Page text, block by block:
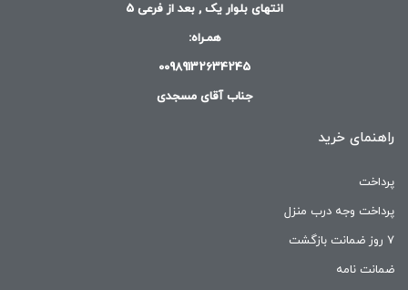
انتهای بلوار یک , بعد از فرعی 5
همـراه:
00989132634245
جناب آقای مسجدی
راهنمای خرید
پرداخت
پرداخت وجه درب منزل
۷ روز ضمانت بازگشت
ضمانت نامه